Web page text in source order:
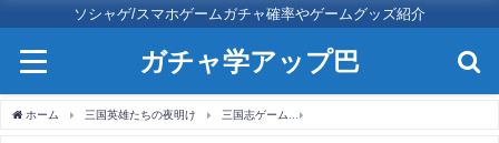
ソシャゲ/スマホゲームガチャ確率やゲームグッズ紹介
ガチャ学アップ巴
ホーム 三国英雄たちの夜明け 三国志ゲーム